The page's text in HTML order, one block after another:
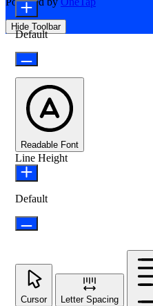
Hide Toolbar
Default
Readable Font
Line Height
Default
Cursor Letter Spacing